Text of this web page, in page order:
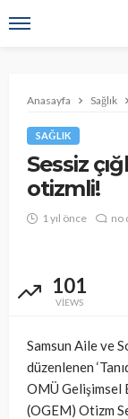
Anasayfa Sağlık
SAĞLIK
Sessiz
otizmli!
1 yıl önce no
101
VIEWS
Samsun Aile ve
düzenlenen
OMÜ Gelişimsel
(OGEM) Otizm